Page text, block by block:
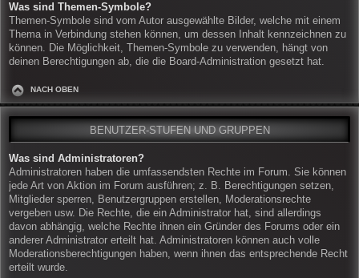
Was sind Themen-Symbole?
Themen-Symbole sind vom Autor ausgewählte Bilder, welche mit einem
Thema in Verbindung stehen können, um dessen Inhalt kennzeichnen zu
können. Die Möglichkeit, Themen-Symbole zu verwenden, hängt von
deinen Berechtigungen ab, die die Board-Administration gesetzt hat.
NACH OBEN
BENUTZER-STUFEN UND GRUPPEN
Was sind Administratoren?
Administratoren haben die umfassendsten Rechte im Forum. Sie können
jede Art von Aktion im Forum ausführen; z. B. Berechtigungen setzen,
Mitglieder sperren, Benutzergruppen erstellen, Moderationsrechte
vergeben usw. Die Rechte, die ein Administrator hat, sind allerdings
davon abhängig, welche Rechte ihnen ein Gründer des Forums oder ein
anderer Administrator erteilt hat. Administratoren können auch volle
Moderationsberechtigungen haben, wenn ihnen das entsprechende Recht
erteilt wurde.